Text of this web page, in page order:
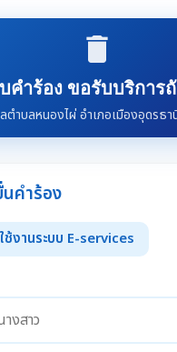
delete
คำร้อง ขอรับบริการ
ตำบลหนองไผ่ อำเภอเมืองอุดรธ
คำร้อง
ช้งานระบบ E-services